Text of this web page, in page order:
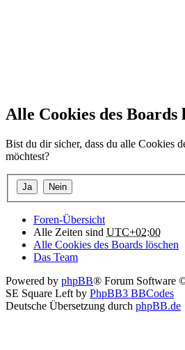
Alle Cookies des Boards
Bist du dir sicher, dass du alle Cookies
möchtest?
Foren-Übersicht
Alle Zeiten sind UTC+02:00
Alle Cookies des Boards löschen
Das Team
Powered by phpBB® Forum Software
SE Square Left by PhpBB3 BBCodes
Deutsche Übersetzung durch phpBB.de